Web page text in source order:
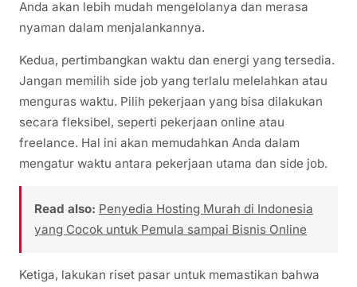
Anda akan lebih mudah mengelolanya dan merasa
nyaman dalam menjalankannya.
Kedua, pertimbangkan waktu dan energi yang tersedia.
Jangan memilih side job yang terlalu melelahkan atau
menguras waktu. Pilih pekerjaan yang bisa dilakukan
secara fleksibel, seperti pekerjaan online atau
freelance. Hal ini akan memudahkan Anda dalam
mengatur waktu antara pekerjaan utama dan side job.
Read also: Penyedia Hosting Murah di Indonesia
yang Cocok untuk Pemula sampai Bisnis Online
Ketiga, lakukan riset pasar untuk memastikan bahwa